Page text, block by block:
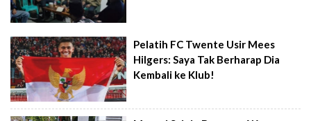
Pelatih FC Twente Usir Mees
Hilgers: Saya Tak Berharap Dia
Kembali ke Klub!